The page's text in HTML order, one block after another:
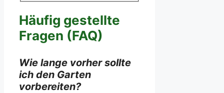
Häufig gestellte
Fragen (FAQ)
Wie lange vorher sollte
ich den Garten
vorbereiten?